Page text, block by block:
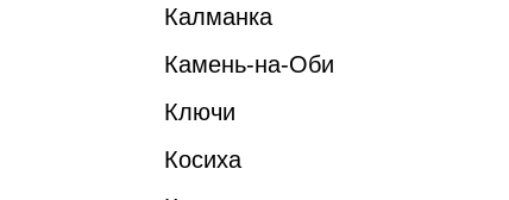
Калманка
Камень-на-Оби
Ключи
Косиха